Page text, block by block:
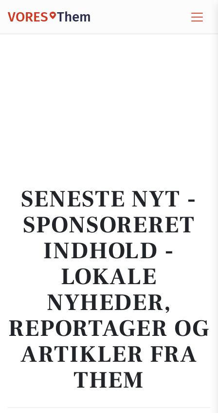
VORES Them
SENESTE NYT -
SPONSORERET
INDHOLD -
LOKALE
NYHEDER,
REPORTAGER OG
ARTIKLER FRA
THEM